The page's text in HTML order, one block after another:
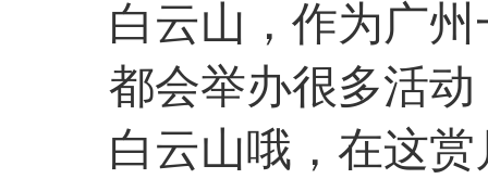
白云山，作为广
都会举办很多活
白云山哦，在这